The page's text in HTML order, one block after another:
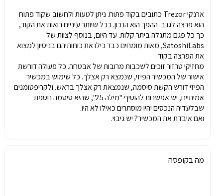
ארנקי Trezor כתובים בקוד פתוח. ניתן לטעות ולחשוב שקוד פתוח
הוא פרצה לגנב. ההפך הוא הנכון. ככל שיותר עיניים רואות את הקוד,
כך כל פגם מתגלה ביתר קלות. עד היום, בנוסף לצוות של
SatoshiLabs, מאות מומחים כבר כילו את כוחותיהם בניסיון למצוא
את הפרצה בקוד.
מחזיקי טרזור זוכים לשכבות מרובות של אבטחה. כל פעולה דורשת
אישור של המכשיר הפיזי, שנמצא רק אצלך. כל שימוש במכשיר
הפיזי דורש הקשת סיסמה, שנמצאת רק אצלך בראש. ולקריפטומנים
אמיתיים, יש אפשרות להוסיף "מילה 25", שהיא סיסמה נוספת
שבלעדיה הנכסים יהיו מוסתרים כאילו לא היו.
ואם איבדת את המכשיר? יש גיבוי.
מה בקופסה